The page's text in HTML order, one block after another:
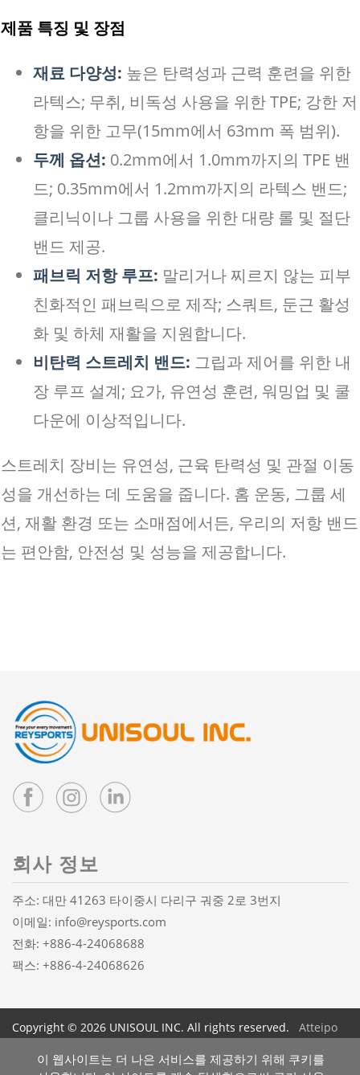
제품 특징 및 장점
재료 다양성: 높은 탄력성과 근력 훈련을 위한
라텍스; 무취, 비독성 사용을 위한 TPE; 강한 저
항을 위한 고무(15mm에서 63mm 폭 범위).
두께 옵션: 0.2mm에서 1.0mm까지의 TPE 밴
드; 0.35mm에서 1.2mm까지의 라텍스 밴드;
클리닉이나 그룹 사용을 위한 대량 롤 및 절단
밴드 제공.
패브릭 저항 루프: 말리거나 찌르지 않는 피부
친화적인 패브릭으로 제작; 스쿼트, 둔근 활성
화 및 하체 재활을 지원합니다.
비탄력 스트레치 밴드: 그립과 제어를 위한 내
장 루프 설계; 요가, 유연성 훈련, 워밍업 및 쿨
다운에 이상적입니다.
스트레치 장비는 유연성, 근육 탄력성 및 관절 이동
성을 개선하는 데 도움을 줍니다. 홈 운동, 그룹 세
션, 재활 환경 또는 소매점에서든, 우리의 저항 밴드
는 편안함, 안전성 및 성능을 제공합니다.
이 웹사이트는 더 나은 서비스를 제공하기 위해 쿠키를
회사 정보
주소: 대만 41263 타이중시 다리구 궈중 2로 3번지
이메일: info@reysports.com
전화: +886-4-24068688
팩스: +886-4-24068626
Copyright © 2026 UNISOUL INC. All rights reserved.
Atteipo